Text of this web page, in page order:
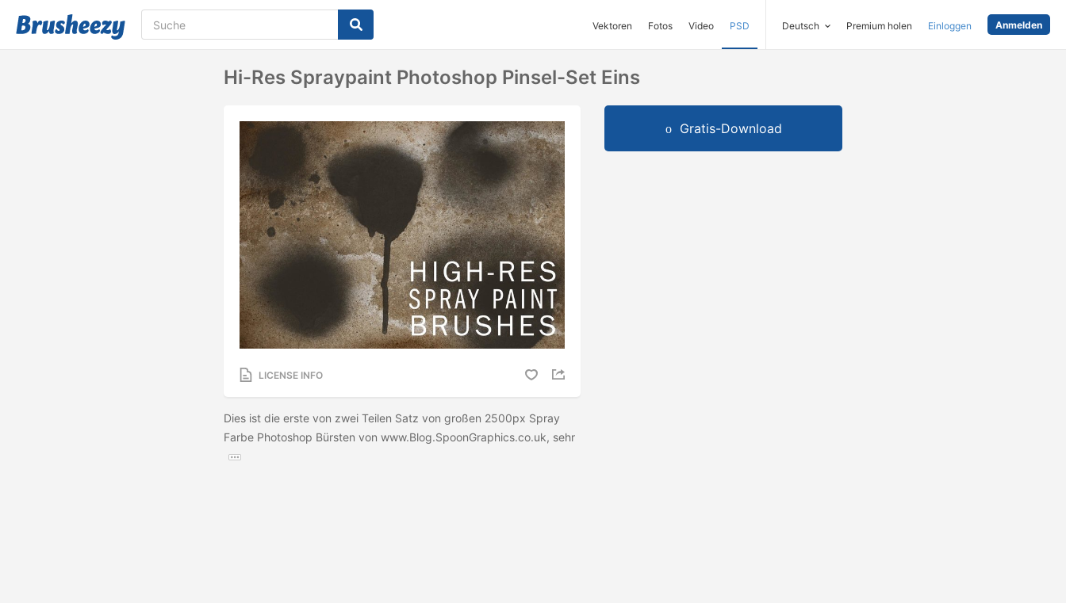
Vektoren Fotos Video PSD Deutsch Premium holen Einloggen Anmelden
Hi-Res Spraypaint Photoshop Pinsel-Set Eins
LICENSE INFO
Dies ist die erste von zwei Teilen Satz von großen 2500px Spray
Farbe Photoshop Bürsten von www.Blog.SpoonGraphics.co.uk, sehr
Gratis-Download